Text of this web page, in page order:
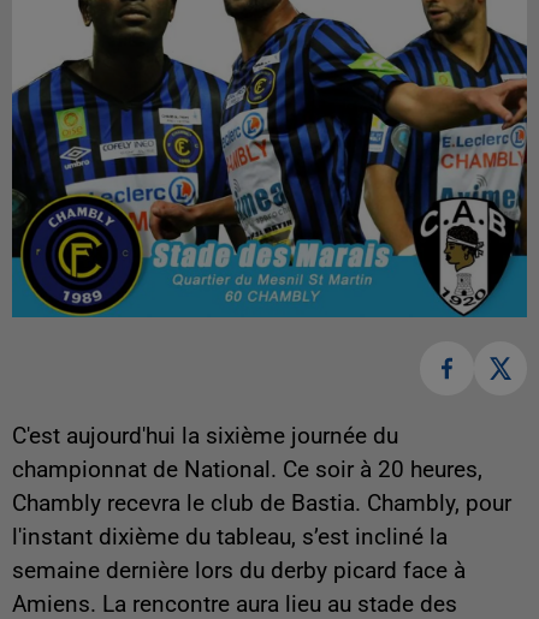
C'est aujourd'hui la sixième journée du
championnat de National. Ce soir à 20 heures,
Chambly recevra le club de Bastia. Chambly, pour
l'instant dixième du tableau, s’est incliné la
semaine dernière lors du derby picard face à
Amiens. La rencontre aura lieu au stade des